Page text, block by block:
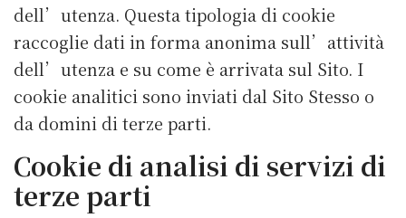
dell’utenza. Questa tipologia di cookie
raccoglie dati in forma anonima sull’attività
dell’utenza e su come è arrivata sul Sito. I
cookie analitici sono inviati dal Sito Stesso o
da domini di terze parti.
Cookie di analisi di servizi di
terze parti